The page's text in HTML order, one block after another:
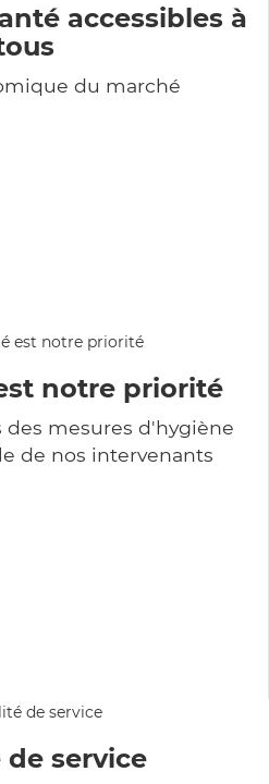
accessibles à
du marché
notre priorité
mesures d'hygiène
de nos intervenants
de service